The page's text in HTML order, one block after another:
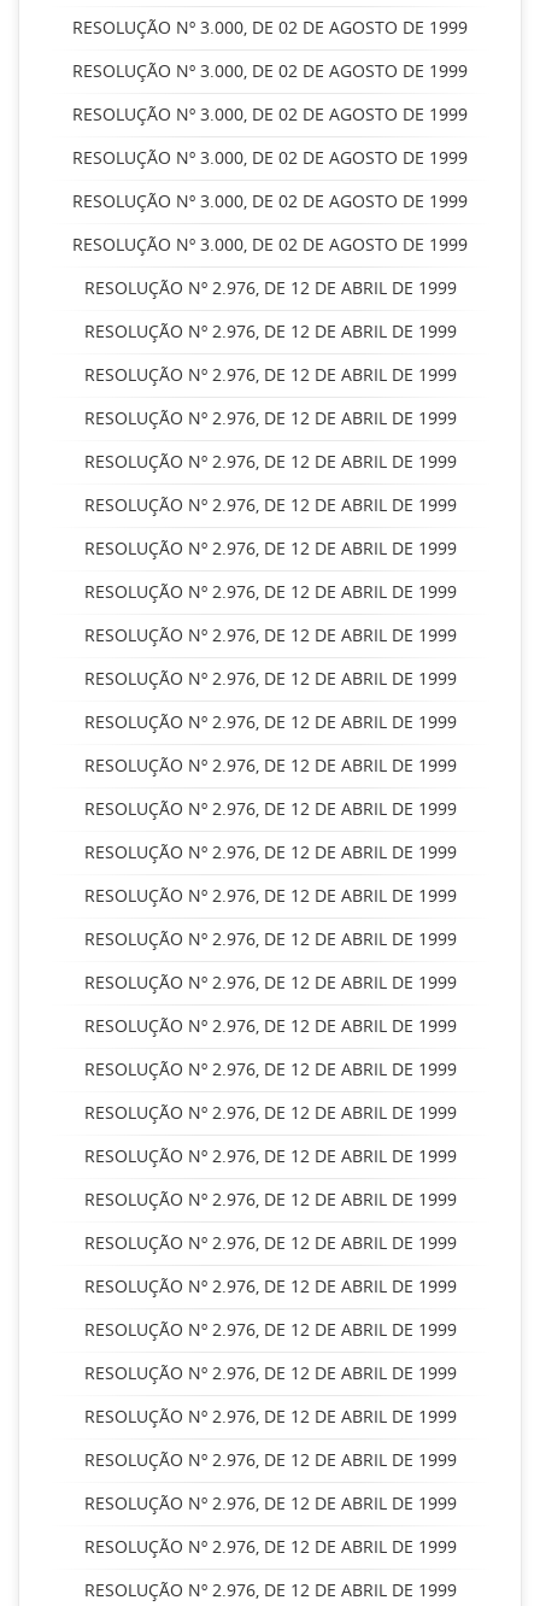
RESOLUÇÃO Nº 3.000, DE 02 DE AGOSTO DE 1999
RESOLUÇÃO Nº 3.000, DE 02 DE AGOSTO DE 1999
RESOLUÇÃO Nº 3.000, DE 02 DE AGOSTO DE 1999
RESOLUÇÃO Nº 3.000, DE 02 DE AGOSTO DE 1999
RESOLUÇÃO Nº 3.000, DE 02 DE AGOSTO DE 1999
RESOLUÇÃO Nº 3.000, DE 02 DE AGOSTO DE 1999
RESOLUÇÃO Nº 2.976, DE 12 DE ABRIL DE 1999
RESOLUÇÃO Nº 2.976, DE 12 DE ABRIL DE 1999
RESOLUÇÃO Nº 2.976, DE 12 DE ABRIL DE 1999
RESOLUÇÃO Nº 2.976, DE 12 DE ABRIL DE 1999
RESOLUÇÃO Nº 2.976, DE 12 DE ABRIL DE 1999
RESOLUÇÃO Nº 2.976, DE 12 DE ABRIL DE 1999
RESOLUÇÃO Nº 2.976, DE 12 DE ABRIL DE 1999
RESOLUÇÃO Nº 2.976, DE 12 DE ABRIL DE 1999
RESOLUÇÃO Nº 2.976, DE 12 DE ABRIL DE 1999
RESOLUÇÃO Nº 2.976, DE 12 DE ABRIL DE 1999
RESOLUÇÃO Nº 2.976, DE 12 DE ABRIL DE 1999
RESOLUÇÃO Nº 2.976, DE 12 DE ABRIL DE 1999
RESOLUÇÃO Nº 2.976, DE 12 DE ABRIL DE 1999
RESOLUÇÃO Nº 2.976, DE 12 DE ABRIL DE 1999
RESOLUÇÃO Nº 2.976, DE 12 DE ABRIL DE 1999
RESOLUÇÃO Nº 2.976, DE 12 DE ABRIL DE 1999
RESOLUÇÃO Nº 2.976, DE 12 DE ABRIL DE 1999
RESOLUÇÃO Nº 2.976, DE 12 DE ABRIL DE 1999
RESOLUÇÃO Nº 2.976, DE 12 DE ABRIL DE 1999
RESOLUÇÃO Nº 2.976, DE 12 DE ABRIL DE 1999
RESOLUÇÃO Nº 2.976, DE 12 DE ABRIL DE 1999
RESOLUÇÃO Nº 2.976, DE 12 DE ABRIL DE 1999
RESOLUÇÃO Nº 2.976, DE 12 DE ABRIL DE 1999
RESOLUÇÃO Nº 2.976, DE 12 DE ABRIL DE 1999
RESOLUÇÃO Nº 2.976, DE 12 DE ABRIL DE 1999
RESOLUÇÃO Nº 2.976, DE 12 DE ABRIL DE 1999
RESOLUÇÃO Nº 2.976, DE 12 DE ABRIL DE 1999
RESOLUÇÃO Nº 2.976, DE 12 DE ABRIL DE 1999
RESOLUÇÃO Nº 2.976, DE 12 DE ABRIL DE 1999
RESOLUÇÃO Nº 2.976, DE 12 DE ABRIL DE 1999
RESOLUÇÃO Nº 2.976, DE 12 DE ABRIL DE 1999